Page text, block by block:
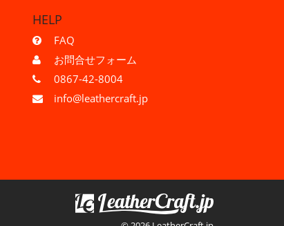
HELP
FAQ
お問合せフォーム
0867-42-8004
info@leathercraft.jp